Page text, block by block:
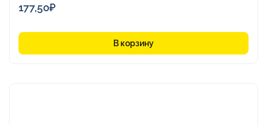
177,50₽
В корзину